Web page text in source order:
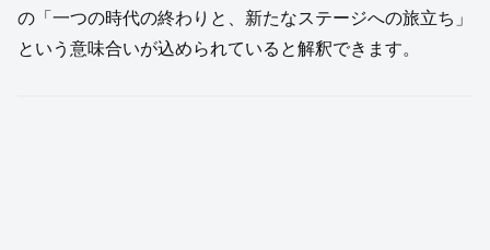
の「一つの時代の終わりと、新たなステージへの旅立ち」
という意味合いが込められていると解釈できます。